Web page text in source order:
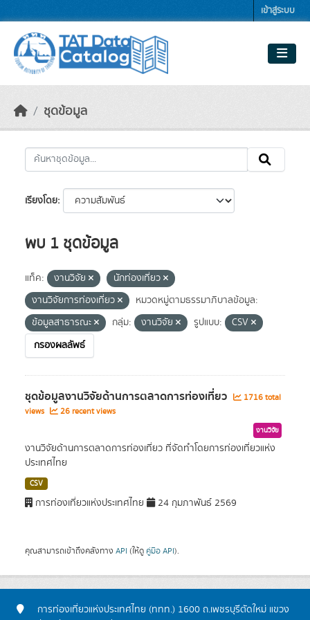
เข้าสู่ระบบ
ชุดข้อมูล
เรียงโดย
พบ 1 ชุดข้อมูล
แท็ค: งานวิจัย
นักท่องเที่ยว
งานวิจัยการท่องเที่ยว
หมวดหมู่ตามธรรมาภิบาลข้อมูล:
ข้อมูลสาธารณะ
กลุ่ม: งานวิจัย รูปแบบ:
CSV
กรองผลลัพธ์
ชุดข้อมูลงานวิจัยด้านการตลาดการท่องเที่ยว
1716 total
views
26 recent views
งานวิจัย
งานวิจัยด้านการตลาดการท่องเที่ยว ที่จัดทำโดยการท่องเที่ยวแห่ง
ประเทศไทย
CSV
การท่องเที่ยวแห่งประเทศไทย 24 กุมภาพันธ์ 2569
คุณสามารถเข้าถึงคลังทาง API (ให้ดู คู่มือ API).
การท่องเที่ยวแห่งประเทศไทย (ททท.) 1600 ถ.เพชรบุรีตัดใหม่ แขวง